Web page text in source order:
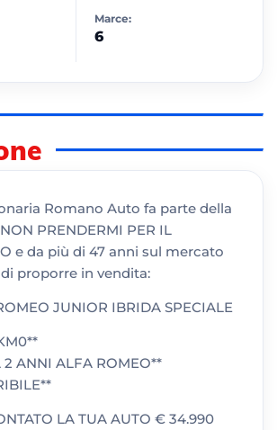
Marce:
6
Romano Auto fa parte della
PRENDERMI PER IL
e da più di 47 anni sul mercato
proporre in vendita:
JUNIOR IBRIDA SPECIALE
2 ANNI ALFA ROMEO**
LA TUA AUTO € 34.990